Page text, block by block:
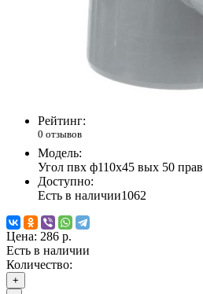
Рейтинг:
0 отзывов
Модель:
Угол пвх ф110х45 вых 50 прав
Доступно:
Есть в наличии1062
Цена: 286 р.
Есть в наличии
Количество:
+